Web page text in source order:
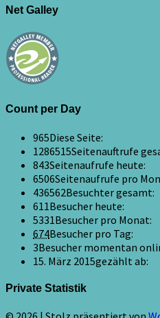
Net Galley
Count per Day
965Diese Seite:
1286515Seitenauftrufe
843Seitenaufrufe heute:
6506Seitenaufrufe pro
436562Besuchter gesamt:
611Besucher heute:
5331Besucher pro Monat:
674Besucher pro Tag:
3Besucher momentan
15. März 2015gezählt ab:
Private Statistik